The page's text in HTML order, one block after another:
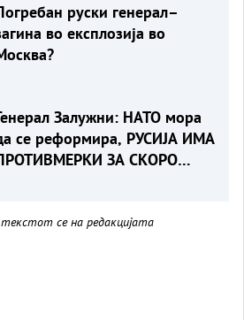
руски генерал–
во експлозија во
Залужни: НАТО мора
се реформира, РУСИЈА ИМА
ЗА СКОРО
се на редакцијата